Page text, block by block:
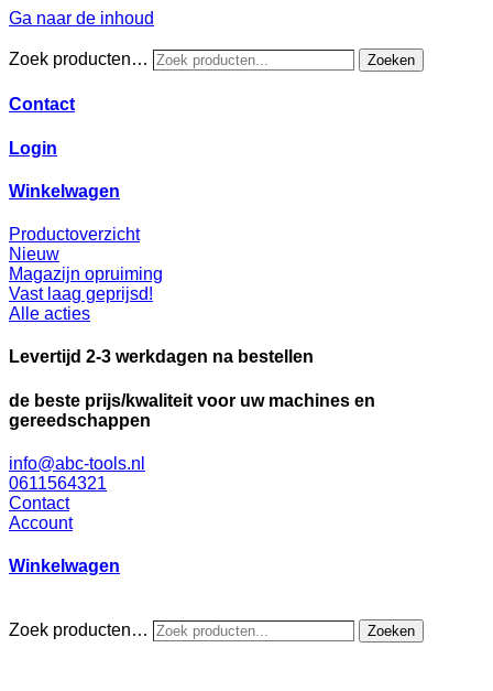
Ga naar de inhoud
Zoek producten… Zoeken
Contact
Login
Winkelwagen
Productoverzicht
Nieuw
Magazijn opruiming
Vast laag geprijsd!
Alle acties
Levertijd 2-3 werkdagen na bestellen
de beste prijs/kwaliteit voor uw machines en
gereedschappen
info@abc-tools.nl
0611564321
Contact
Account
Winkelwagen
Zoek producten… Zoeken